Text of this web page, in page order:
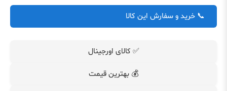
📞 خرید و سفارش این کالا
✅ کالای اورجینال
💰 بهترین قیمت